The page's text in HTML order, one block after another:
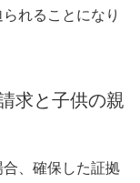
れることになり
求と子供の親
、確保した証拠